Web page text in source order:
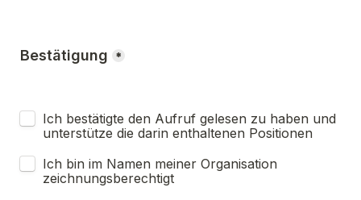
Bestätigung *
Ich bestätigte den Aufruf gelesen zu haben und
unterstütze die darin enthaltenen Positionen
Ich bin im Namen meiner Organisation